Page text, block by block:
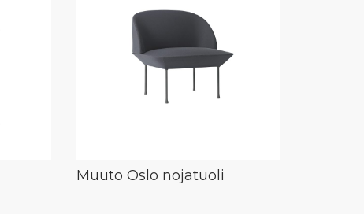
Muuto Oslo nojatuoli